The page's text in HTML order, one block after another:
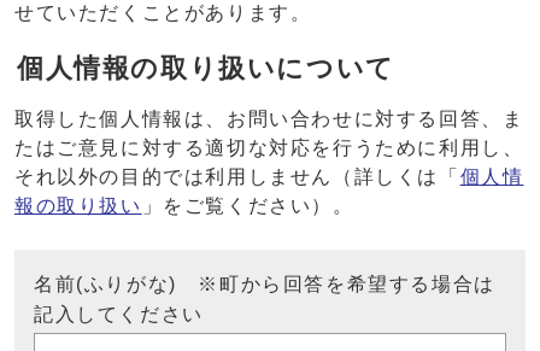
せていただくことがあります。
個人情報の取り扱いについて
取得した個人情報は、お問い合わせに対する回答、ま
たはご意見に対する適切な対応を行うために利用し、
それ以外の目的では利用しません（詳しくは「 個人情
報の取り扱い 」をご覧ください）。
名前(ふりがな) ※町から回答を希望する場合は
記入してください